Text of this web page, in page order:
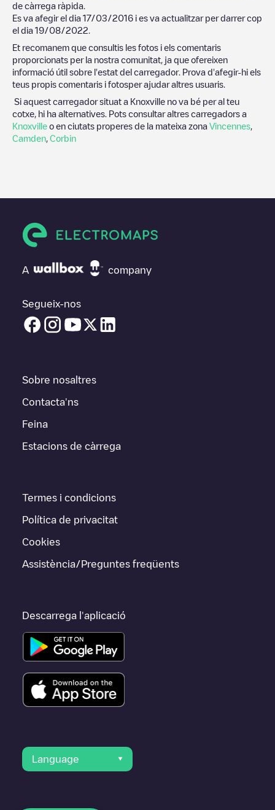
de càrrega ràpida.
Es va afegir el dia 17/03/2016 i es va actualitzar per darrer cop
el dia 19/08/2022
Et recomanem que consultis les fotos i els comentaris
proporcionats per la nostra comunitat, ja que ofereixen
informació útil sobre l'estat del carregador. Prova d'afegir-hi els
teus propis comentaris i fotosper ajudar altres usuaris.
Si aquest carregador situat a Knoxville no va bé per al teu
cotxe, hi ha alternatives. Pots consultar altres carregadors a
Knoxville o en ciutats properes de la mateixa zona Vincennes
Camden Corbin
A company
Segueix-nos
Sobre nosaltres
Contacta'ns
Feina
Estacions de càrrega
Termes i condicions
Política de privacitat
Cookies
Assistència/Preguntes freqüents
Descarrega l'aplicació
Language